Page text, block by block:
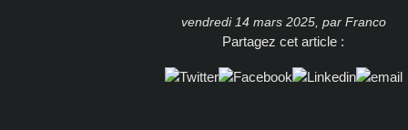
vendredi 14 mars 2025, par Franco
Partagez cet article :